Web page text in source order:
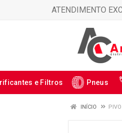
ATENDIMENTO
e Filtros Pneus
INÍCIO